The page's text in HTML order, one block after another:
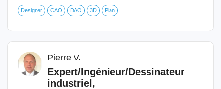
Designer CAO DAO 3D Plan
Pierre V.
Expert/Ingénieur/Dessinateur
industriel ,